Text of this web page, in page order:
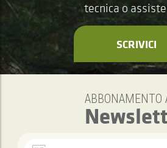
tecnica o
SCRIVICI
ABBONAMENTO